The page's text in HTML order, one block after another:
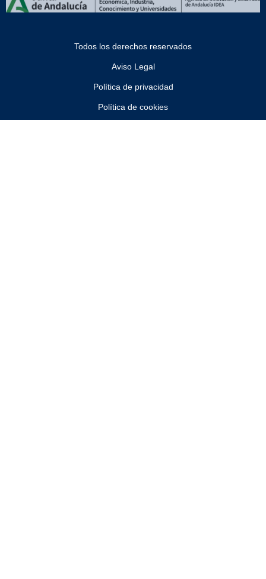
Todos los derechos reservados
Aviso Legal
Política de privacidad
Política de cookies